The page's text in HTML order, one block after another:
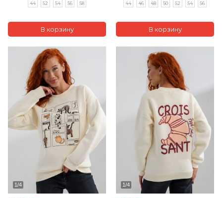
44 52 54 56 58 44 46 48 50 52 54 56